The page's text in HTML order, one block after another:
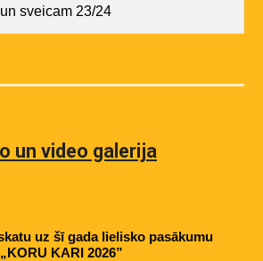
sveicam 23/24
un video galerija
uz šī gada lielisko pasākumu
„KORU KARI 2026”